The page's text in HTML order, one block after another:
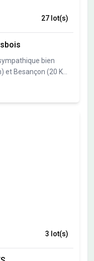
27 lot(s)
bien
et Besançon (20 Km),
constructeur.
3 lot(s)